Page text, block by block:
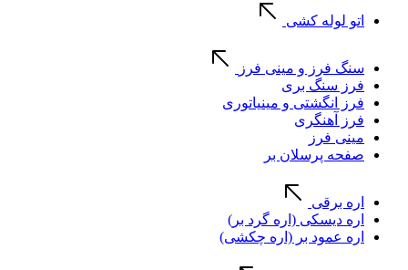
اتو لوله کشی
سنگ فرز و مینی فرز
فرز سنگ بری
فرز انگشتی و مینیاتوری
فرز آهنگری
مینی فرز
صفحه پرسلان بر
اره برقی
اره دیسکی (اره گرد بر)
اره عمود بر (اره چکشی)